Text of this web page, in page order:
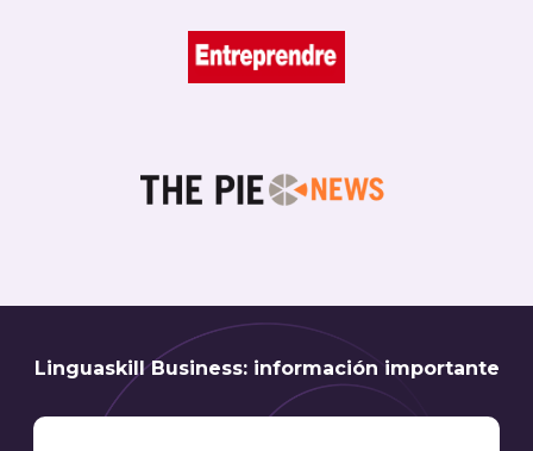
Linguaskill Business: información importante